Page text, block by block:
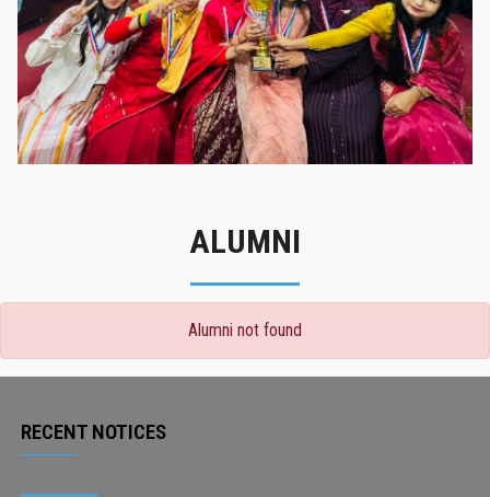
ALUMNI
Alumni not found
RECENT NOTICES